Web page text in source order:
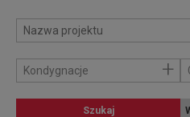
Kondygnacje +
Szukaj